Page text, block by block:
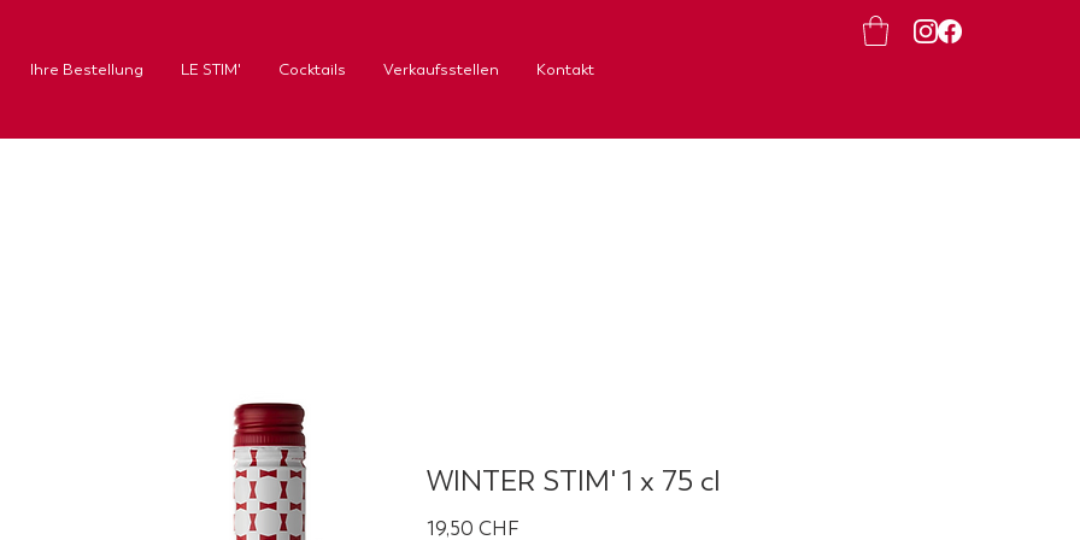
Ihre Bestellung LE STIM' Cocktails Verkaufsstellen Kontakt
WINTER STIM' 1 x 75 cl
19,50 CHFPreis